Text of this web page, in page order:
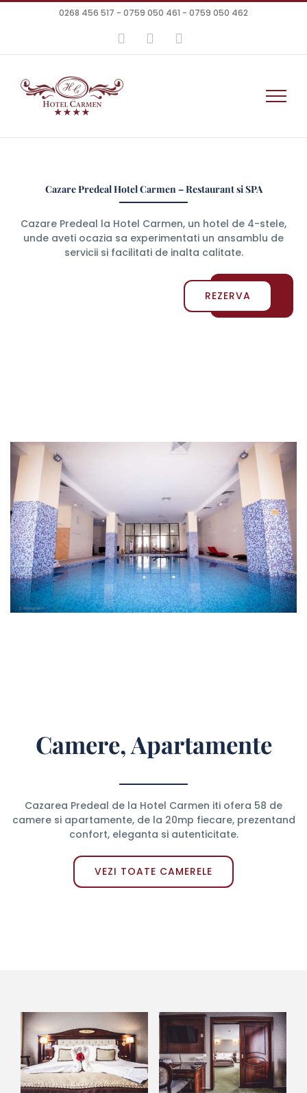
Skip
0268 456 517 - 0759 050 461 - 0759 050 462
FacebookInstagram
Cazare Predeal Hotel Carmen – Restaurant si SPA
Cazare Predeal la Hotel Carmen, un hotel de 4-stele,
unde aveti ocazia sa experimentati un ansamblu de
servicii si facilitati de inalta calitate.
Oferte
Cazare
REZERVA
Camere, Apartamente
Cazarea Predeal de la Hotel Carmen iti ofera 58 de
camere si apartamente, de la 20mp fiecare, prezentand
confort, eleganta si autenticitate.
VEZI TOATE CAMERELE